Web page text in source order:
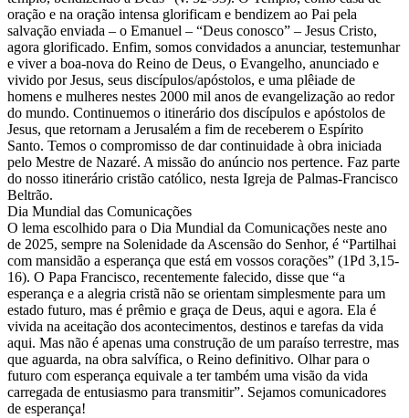
oração e na oração intensa glorificam e bendizem ao Pai pela
salvação enviada – o Emanuel – “Deus conosco” – Jesus Cristo,
agora glorificado. Enfim, somos convidados a anunciar, testemunhar
e viver a boa-nova do Reino de Deus, o Evangelho, anunciado e
vivido por Jesus, seus discípulos/apóstolos, e uma plêiade de
homens e mulheres nestes 2000 mil anos de evangelização ao redor
do mundo. Continuemos o itinerário dos discípulos e apóstolos de
Jesus, que retornam a Jerusalém a fim de receberem o Espírito
Santo. Temos o compromisso de dar continuidade à obra iniciada
pelo Mestre de Nazaré. A missão do anúncio nos pertence. Faz parte
do nosso itinerário cristão católico, nesta Igreja de Palmas-Francisco
Beltrão.
Dia Mundial das Comunicações
O lema escolhido para o Dia Mundial da Comunicações neste ano
de 2025, sempre na Solenidade da Ascensão do Senhor, é “Partilhai
com mansidão a esperança que está em vossos corações” (1Pd 3,15-
16). O Papa Francisco, recentemente falecido, disse que “a
esperança e a alegria cristã não se orientam simplesmente para um
estado futuro, mas é prêmio e graça de Deus, aqui e agora. Ela é
vivida na aceitação dos acontecimentos, destinos e tarefas da vida
aqui. Mas não é apenas uma construção de um paraíso terrestre, mas
que aguarda, na obra salvífica, o Reino definitivo. Olhar para o
futuro com esperança equivale a ter também uma visão da vida
carregada de entusiasmo para transmitir”. Sejamos comunicadores
de esperança!